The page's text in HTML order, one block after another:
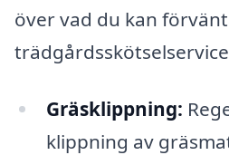
över vad du kan
Gräsklippning:
klippning av